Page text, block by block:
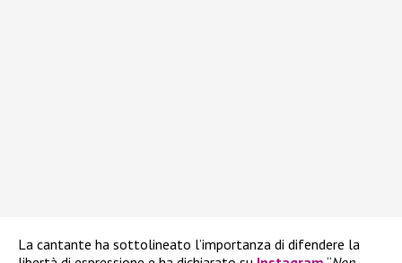
La cantante ha sottolineato l’importanza di difendere la